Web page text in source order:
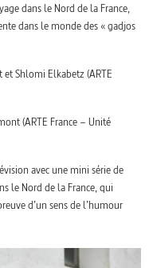
dans le Nord de la France,
dans le monde des « gadjos
et Shlomi Elkabetz (ARTE
(ARTE France – Unité
avec une mini série de
le Nord de la France, qui
d’un sens de l’humour